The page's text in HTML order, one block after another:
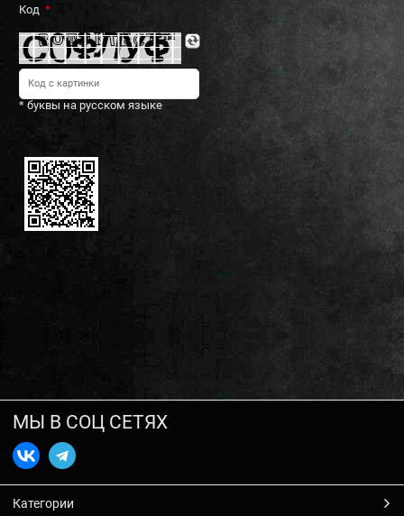
Код
* буквы на русском языке
МЫ В СОЦ СЕТЯХ
Категории